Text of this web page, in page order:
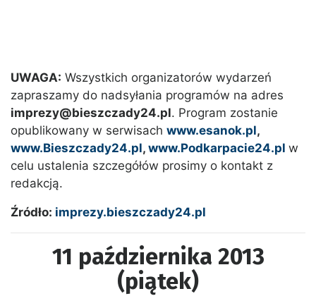
UWAGA: Wszystkich organizatorów wydarzeń
zapraszamy do nadsyłania programów na adres
imprezy@bieszczady24.pl. Program zostanie
opublikowany w serwisach www.esanok.pl,
www.Bieszczady24.pl, www.Podkarpacie24.pl w
celu ustalenia szczegółów prosimy o kontakt z
redakcją.
Źródło: imprezy.bieszczady24.pl
11 października 2013
(piątek)